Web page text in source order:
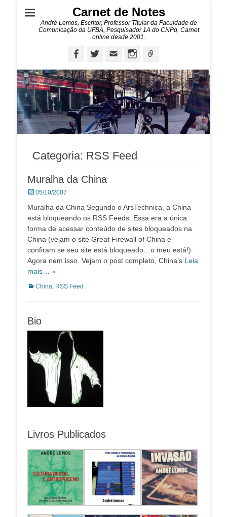
Carnet de Notes
André Lemos, Escritor, Professor Titular da Faculdade de
Comunicação da UFBA, Pesquisador 1A do CNPq. Carnet
online desde 2001.
FacebookTwitterEmail Instagram
Categoria: RSS Feed
Muralha da China
Posted
05/10/2007
Muralha da China Segundo o ArsTechnica, a China
está bloqueando os RSS Feeds. Essa era a única
forma de acessar conteúdo de sites bloqueados na
China (vejam o site Great Firewall of China e
confiram se seu site está bloqueado…o meu está!).
Agora nem isso. Vejam o post completo, China’s Leia
mais… »
Categorias:
China RSS Feed
Bio
Livros Publicados